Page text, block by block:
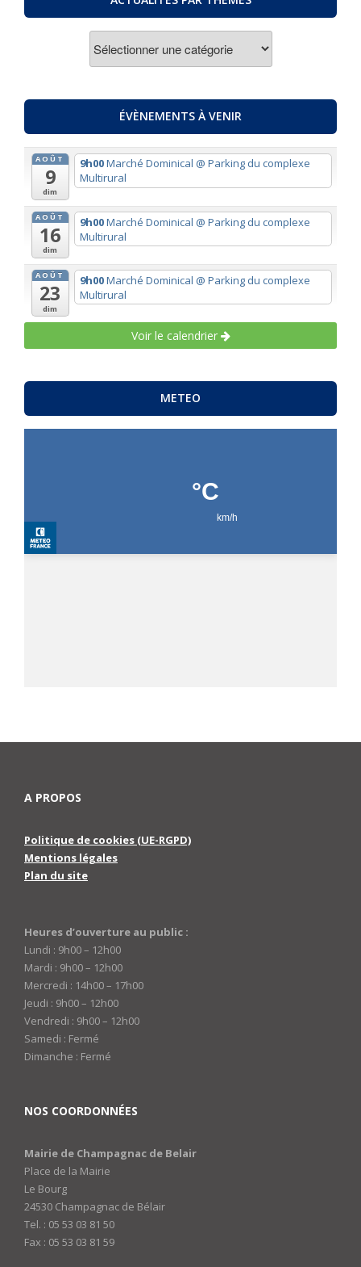
ÉVÈNEMENTS À VENIR
AOÛT
9
dim
9h00Marché Dominical @ Parking du complexe
Multirural
AOÛT
16
dim
9h00Marché Dominical @ Parking du complexe
Multirural
AOÛT
23
dim
9h00Marché Dominical @ Parking du complexe
Multirural
Voir le calendrier
METEO
A PROPOS
Politique de cookies (UE-RGPD)
Mentions légales
Plan du site
Heures d’ouverture au public :
Lundi : 9h00 – 12h00
Mardi : 9h00 – 12h00
Mercredi : 14h00 – 17h00
Jeudi : 9h00 – 12h00
Vendredi : 9h00 – 12h00
Samedi : Fermé
Dimanche : Fermé
NOS COORDONNÉES
Mairie de Champagnac de Belair
Place de la Mairie
Le Bourg
24530 Champagnac de Bélair
Tel. : 05 53 03 81 50
Fax : 05 53 03 81 59